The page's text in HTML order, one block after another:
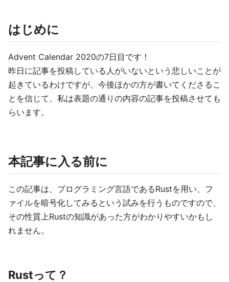
はじめに
Advent Calendar 2020の7日目です！
昨日に記事を投稿している人がいないという悲しいことが
起きているわけですが、今後ほかの方が書いてくださるこ
とを信じて、私は表題の通りの内容の記事を投稿させても
らいます。
本記事に入る前に
この記事は、プログラミング言語であるRustを用い、フ
ァイルを暗号化してみるという試みを行うものですので、
その性質上Rustの知識があった方がわかりやすいかもし
れません。
Rustって？